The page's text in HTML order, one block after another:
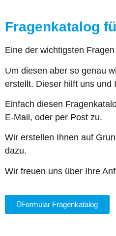
Fragenkatalog
Eine der wichtigsten
Um diesen aber so genau
erstellt. Dieser hilft uns und
Einfach diesen
E-Mail, oder per Post zu.
Wir erstellen Ihnen auf
dazu.
Wir freuen uns über Ihre
Formular Fragenkatalog